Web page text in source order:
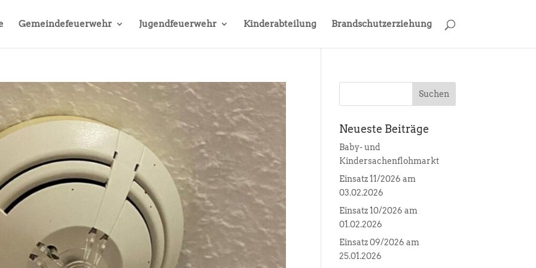
Gemeindefeuerwehr Jugendfeuerwehr Kinderabteilung Brandschutzerziehung
Neueste Beiträge
Baby- und
Kindersachenflohmarkt
Einsatz 11/2026 am
03.02.2026
Einsatz 10/2026 am
01.02.2026
Einsatz 09/2026 am
25.01.2026